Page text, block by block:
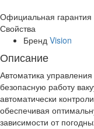
Официальная гарантия
Свойства
Бренд Vision
Описание
Автоматика управления
безопасную работу
автоматически
обеспечивая
зависимости от